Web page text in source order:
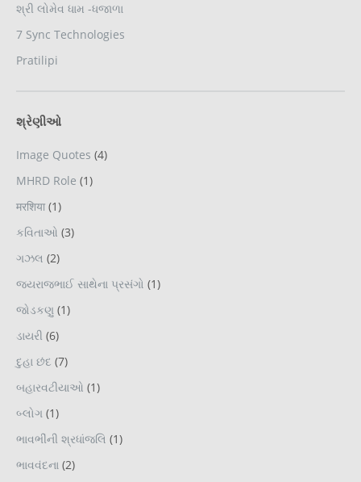
શ્રી લોમેવ ધામ -ધજાળા
7 Sync Technologies
Pratilipi
શ્રેણીઓ
Image Quotes (4)
MHRD Role (1)
मरशिया (1)
કવિતાઓ (3)
ગઝલ (2)
જયરાજભાઈ સાથેના પ્રસંગો (1)
જોડકણુ (1)
ડાયરી (6)
દુહા છંદ (7)
બહારવટીયાઓ (1)
બ્લોગ (1)
ભાવભીંની શ્રધાંજલિ (1)
ભાવવંદના (2)